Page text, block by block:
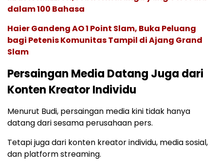
dalam 100 Bahasa
Haier Gandeng AO 1 Point Slam, Buka Peluang
bagi Petenis Komunitas Tampil di Ajang Grand
Slam
Persaingan Media Datang Juga dari
Konten Kreator Individu
Menurut Budi, persaingan media kini tidak hanya
datang dari sesama perusahaan pers.
Tetapi juga dari konten kreator individu, media sosial,
dan platform streaming.